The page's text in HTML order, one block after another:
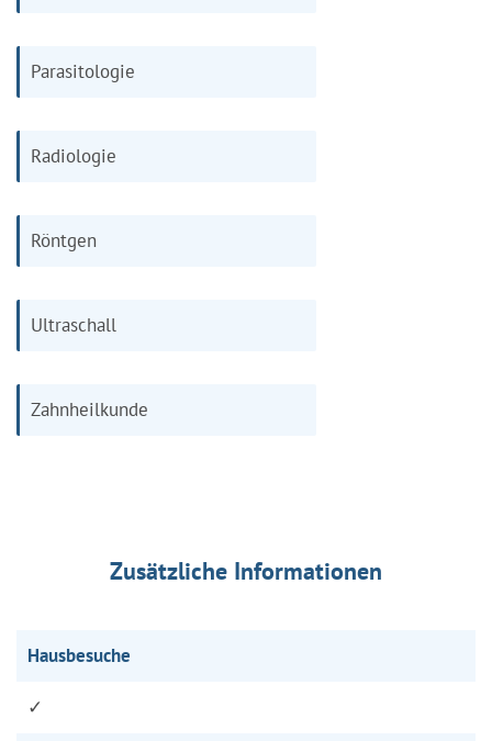
Parasitologie
Radiologie
Röntgen
Ultraschall
Zahnheilkunde
Zusätzliche Informationen
Hausbesuche
✓